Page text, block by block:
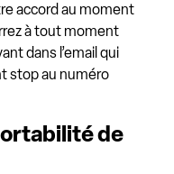
accord au moment
à tout moment
dans l’email qui
stop au numéro
de